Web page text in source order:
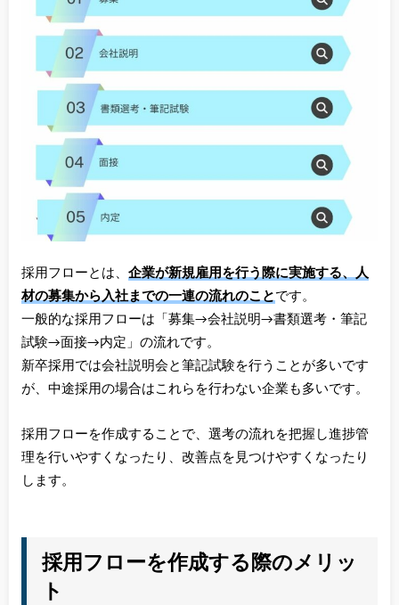
採用フローとは、 企業が新規雇用を行う際に実施する、人
材の募集から入社までの一連の流れのことです。
一般的な採用フローは「募集→会社説明→書類選考・筆記
試験→面接→内定」の流れです。
新卒採用では会社説明会と筆記試験を行うことが多いです
が、中途採用の場合はこれらを行わない企業も多いです。
採用フローを作成することで、選考の流れを把握し進捗管
理を行いやすくなったり、改善点を見つけやすくなったり
します。
採用フローを作成する際のメリッ
ト